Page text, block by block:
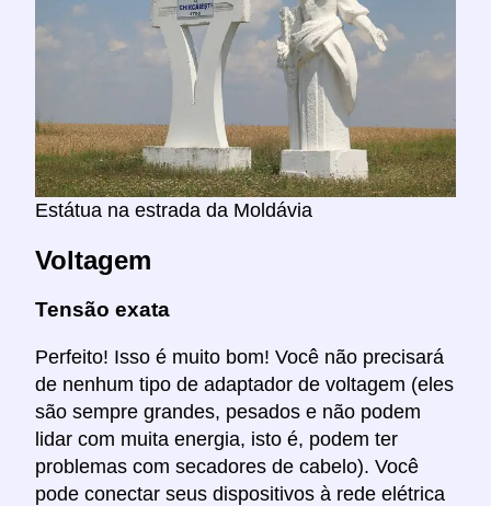
Estátua na estrada da Moldávia
Voltagem
Tensão exata
Perfeito! Isso é muito bom! Você não precisará
de nenhum tipo de adaptador de voltagem (eles
são sempre grandes, pesados e não podem
lidar com muita energia, isto é, podem ter
problemas com secadores de cabelo). Você
pode conectar seus dispositivos à rede elétrica